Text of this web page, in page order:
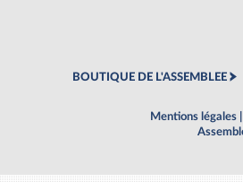
BOUTIQUE DE L'ASSEMBLEE
Mentions légales